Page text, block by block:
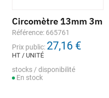
Circomètre 13mm 3m
Référence: 665761
Prix public: 27,16 €
HT / UNITÉ
stocks / disponibilité
En stock